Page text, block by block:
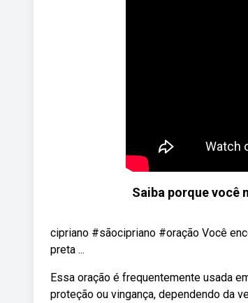
Saiba porque você
cipriano #sãocipriano #oração Você
preta ...
Essa oração é frequentemente usada
proteção ou vingança, dependendo da